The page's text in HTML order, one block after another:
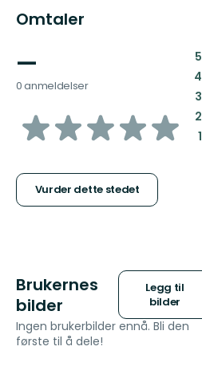
Omtaler
—
0 anmeldelser
av
stjerner
Vurder dette stedet
5:
4:
3:
2:
1:
Brukernes
bilder
Legg til
bilder
Ingen brukerbilder ennå. Bli den
første til å dele!